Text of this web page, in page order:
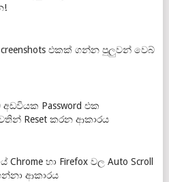
එකක් ගන්න පුලුවන් වෙබ්
අඩවියක Password එක
Reset කරන ආකාරය
හා Firefox වල Auto Scroll
ආකාරය